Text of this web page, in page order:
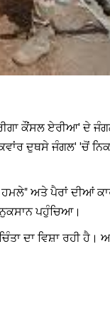
ਕੌਂਸਲ ਏਰੀਆ' ਦੇ
ਦੁਥਸੇ ਜੰਗਲ' 'ਚੋਂ
ਹਮਲੇ" ਅਤੇ ਪੈਰਾਂ ਦੀਆਂ
ਪਹੁੰਚਿਆ।
ਦਾ ਵਿਸ਼ਾ ਰਹੀ